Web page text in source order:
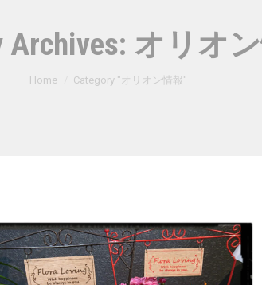
Archives: オリオ
You are here:
Home Category "オリオン情報"